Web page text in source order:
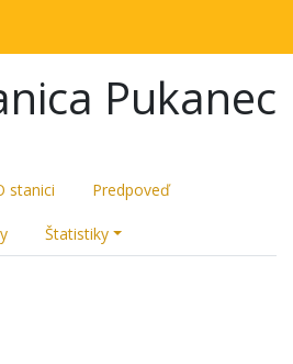
Pukanec
stanici Predpoveď
Štatistiky